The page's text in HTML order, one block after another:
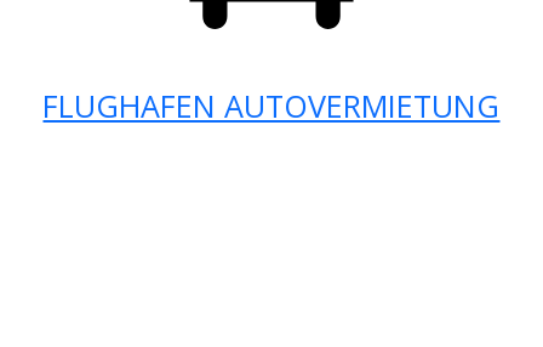
FLUGHAFEN AUTOVERMIETUNG